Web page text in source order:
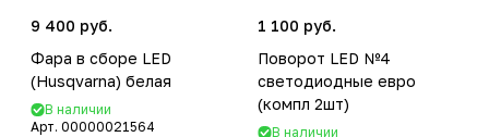
9 400 руб.
Фара в сборе LED
(Husqvarna) белая
В наличии
Арт. 00000021564
1 100 руб.
Поворот LED №4
светодиодные евро
(компл 2шт)
В наличии